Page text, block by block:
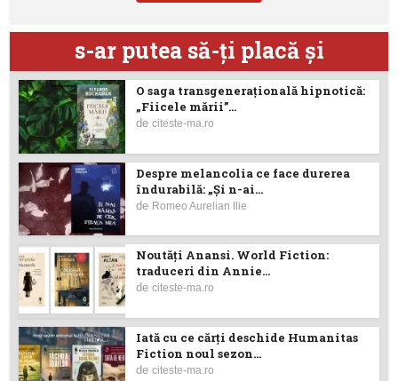
s-ar putea să-ţi placă şi
O saga transgenerațională hipnotică:
„Fiicele mării”...
deciteste-ma.ro
Despre melancolia ce face durerea
îndurabilă: „Și n-ai...
de Romeo Aurelian Ilie
Noutăţi Anansi. World Fiction:
traduceri din Annie...
deciteste-ma.ro
Iată cu ce cărţi deschide Humanitas
Fiction noul sezon...
deciteste-ma.ro